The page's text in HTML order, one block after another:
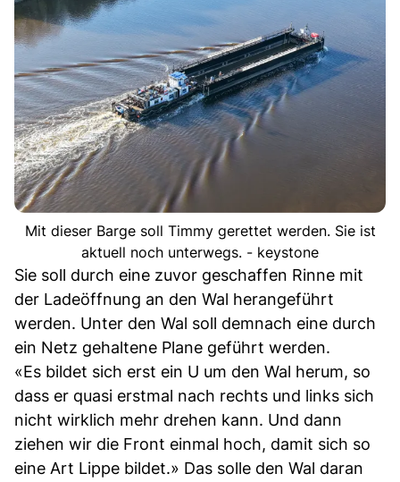
Mit dieser Barge soll Timmy gerettet werden. Sie ist
aktuell noch unterwegs. - keystone
Sie soll durch eine zuvor geschaffen Rinne mit
der Ladeöffnung an den Wal herangeführt
werden. Unter den Wal soll demnach eine durch
ein Netz gehaltene Plane geführt werden.
«Es bildet sich erst ein U um den Wal herum, so
dass er quasi erstmal nach rechts und links sich
nicht wirklich mehr drehen kann. Und dann
ziehen wir die Front einmal hoch, damit sich so
eine Art Lippe bildet.» Das solle den Wal daran